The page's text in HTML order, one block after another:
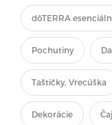
dōTERRA
Pochutiny
Taštičky, Vrecúška
Dekorácie